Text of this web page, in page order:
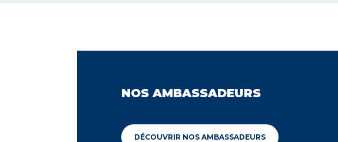
NOS AMBASSADEURS
DÉCOUVRIR NOS AMBASSADEURS